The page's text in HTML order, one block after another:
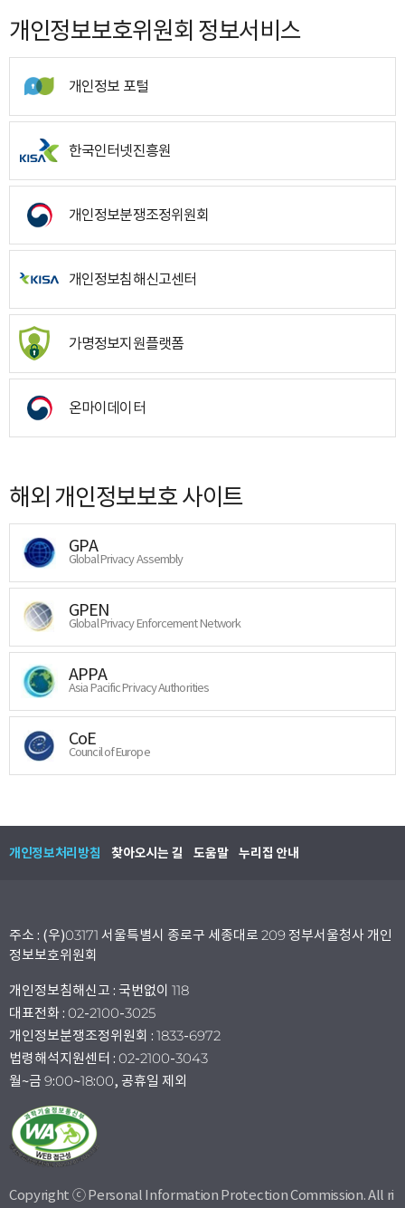
개인정보보호위원회 정보서비스
개인정보 포털
한국인터넷진흥원
개인정보분쟁조정위원회
개인정보침해신고센터
가명정보지원플랫폼
온마이데이터
해외 개인정보보호 사이트
GPA
Global Privacy Assembly
GPEN
Global Privacy Enforcement Network
APPA
Asia Pacific Privacy Authorities
CoE
Council of Europe
개인정보처리방침 찾아오시는 길 도움말 누리집 안내
주소 : (우)03171 서울특별시 종로구 세종대로 209 정부서울청사 개인
정보보호위원회
개인정보침해신고 : 국번없이 118
대표전화 : 02-2100-3025
개인정보분쟁조정위원회 : 1833-6972
법령해석지원센터 : 02-2100-3043
월~금 9:00~18:00, 공휴일 제외
Copyright ⓒ Personal Information Protection Commission. All ri